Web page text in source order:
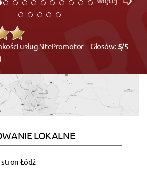
usług SitePromotor Głosów: 5/5
LOKALNE
Łódź